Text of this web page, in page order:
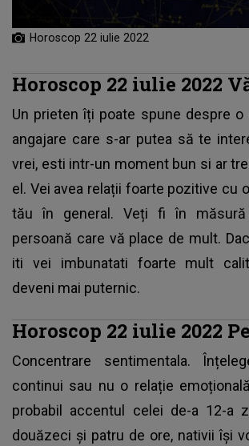
Horoscop 22 iulie 2022
Horoscop 22 iulie 2022
Un prieten îți poate spune despre o
angajare care s-ar putea să te
vrei, esti intr-un moment bun si ar
el. Vei avea relații foarte pozitive cu
tău în general. Veți fi în
persoană care vă place de mult.
iti vei imbunatati foarte mult
deveni mai puternic.
Horoscop 22 iulie 2022
Concentrare sentimentala.
continui sau nu o relație
probabil accentul celei de-a 12-a
douăzeci și patru de ore, nativii își